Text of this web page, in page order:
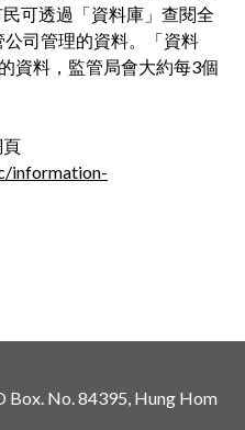
可透過「資料庫」查閱全
司管理的資料。「資料
資料，監管局會大約每3個
頁
information-
Box. No. 84395, Hung Hom